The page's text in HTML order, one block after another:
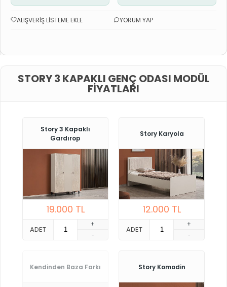
ALIŞVERIŞ LISTEME EKLE YORUM YAP
STORY 3 KAPAKLI GENÇ ODASI MODÜL
FIYATLARI
Story 3 Kapaklı
Gardırop
19.000 TL
ADET
+
-
Story Karyola
12.000 TL
ADET
+
-
Kendinden Baza Farkı Story Komodin